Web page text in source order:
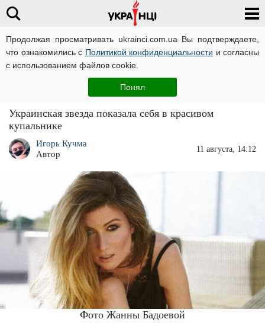
Продолжая просматривать ukrainci.com.ua Вы подтверждаете,
что ознакомились с Политикой конфиденциальности и согласны
с использованием файлов cookie.
Понял
Голая Жанна Бадоева решила устроить день
откровений: "Ну все, поехали"
Украинская звезда показала себя в красивом
купальнике
Игорь Кучма
Автор
11 августа, 14:12
Фото Жанны Бадоевой